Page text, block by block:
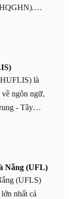
là cơ sở
tế học,
Tiếng Anh,
Tiếng Nhật,
viên
văn hóa
đa
là
ngôn ngữ,
- Tây
khẳng
ngữ
Trung,
Nẵng (UFL)
(UFLS)
nhất cả